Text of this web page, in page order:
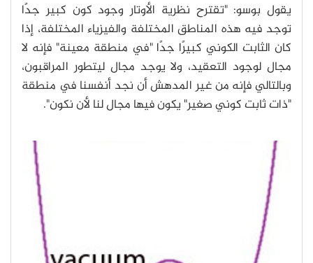
يقول بوسو: "تقترح نظرية الأوتار وجود كون كبير جدًا
توجد فيه هذه المناطق المختلفة والفيزياء المختلفة، إذا
كان الثابت الكوني كبيرًا جدًا "في منطقة معينة" فإنه لا
مجال لوجود التعقيد، ولا يوجد مجال ليتطور المراقبون،
وبالتالي فإنه من غير المدهش أن نجد أنفسنا في منطقة
"ذات ثابت كوني صغير" يكون فيها مجال لنا ﻷن نكون".